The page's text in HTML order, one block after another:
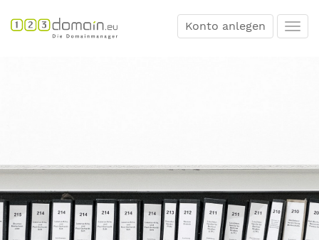
Konto anlegen